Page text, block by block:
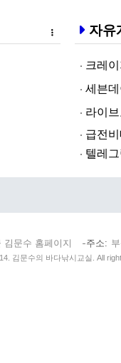
자유
크레이지
세븐데이
라­이브토­
급전비대면
텔레그램
김문수 홈페이지 주소
김문수의 바다낚시교실. All